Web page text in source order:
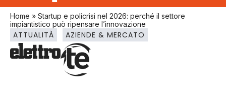
Home » Startup e policrisi nel 2026: perché il settore
impiantistico può ripensare l’innovazione
ATTUALITÀ AZIENDE & MERCATO